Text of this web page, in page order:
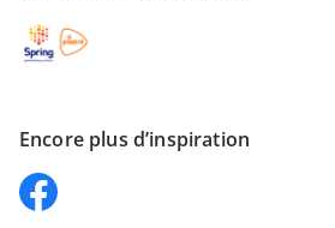
Encore plus d’inspiration